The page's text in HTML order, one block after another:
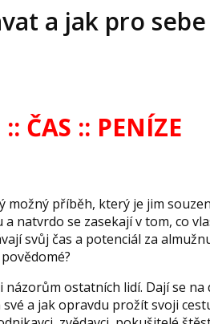
a jak pro
ČAS :: PENÍZE
možný příběh, který je jim
natvrdo se zasekají v tom, co
svůj čas a potenciál za
názorům ostatních lidí. Dají se
a jak opravdu prožít svoji